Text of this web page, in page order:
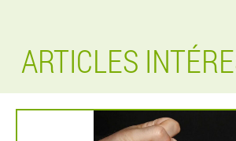
ARTICLES